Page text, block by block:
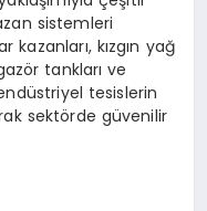
sistemleri
kazanları, kızgın yağ
tankları ve
tesislerin
sektörde güvenilir